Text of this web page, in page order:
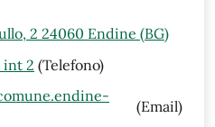
2 24060 Endine (BG)
int 2 (Telefono)
(Email)